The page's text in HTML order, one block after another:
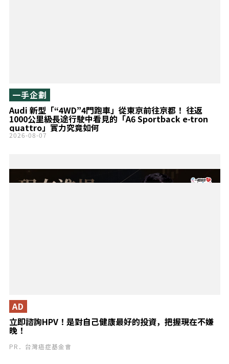
Audi 新型「“4WD”4門跑車」從東京前往京都！ 往返
1000公里級長途行駛中看見的「A6 Sportback e-tron
quattro」實力究竟如何
一手企劃
2026-08-07
立即諮詢HPV！是對自己健康最好的投資，把握現在不嫌
晚！
AD
PR．台灣癌症基金會